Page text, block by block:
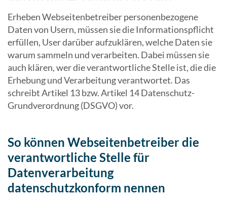
Erheben Webseitenbetreiber personenbezogene
Daten von Usern, müssen sie die Informationspflicht
erfüllen, User darüber aufzuklären, welche Daten sie
warum sammeln und verarbeiten. Dabei müssen sie
auch klären, wer die verantwortliche Stelle ist, die die
Erhebung und Verarbeitung verantwortet. Das
schreibt Artikel 13 bzw. Artikel 14 Datenschutz-
Grundverordnung (DSGVO) vor.
So können Webseitenbetreiber die
verantwortliche Stelle für
Datenverarbeitung
datenschutzkonform nennen